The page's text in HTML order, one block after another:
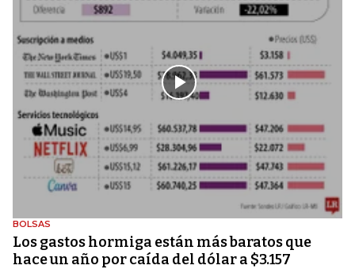
BOLSAS
Los gastos hormiga están más baratos que
hace un año por caída del dólar a $3.157